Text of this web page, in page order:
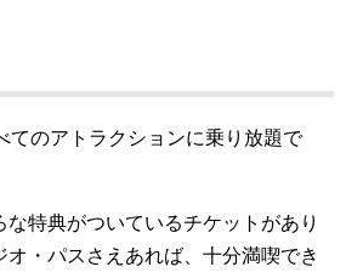
てのアトラクションに乗り放題で
特典がついているチケットがあり
オ・パスさえあれば、十分満喫でき